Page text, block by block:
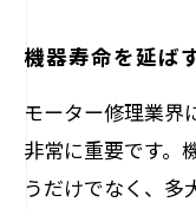
機器寿命を延ば
モーター修理業界
非常に重要です。
うだけでなく、多